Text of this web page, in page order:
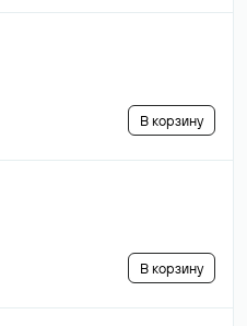
В корзину
В корзину